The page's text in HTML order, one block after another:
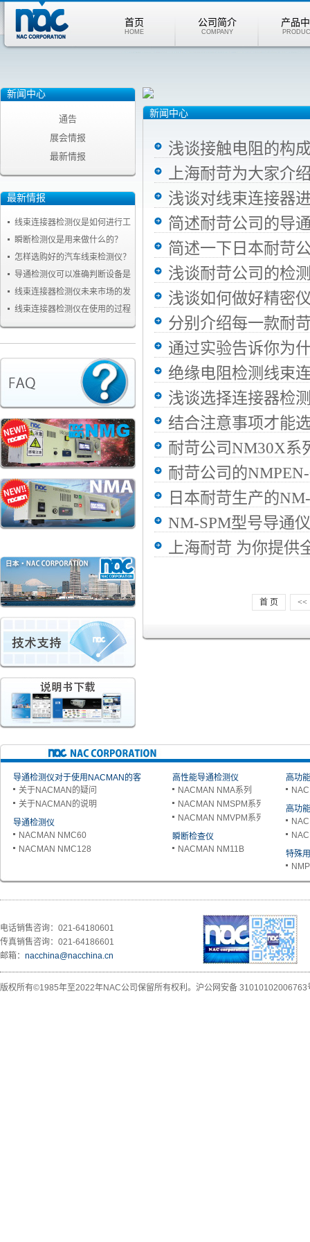
首页
HOME
公司简介
COMPANY
产品
新闻中心
通告
展会情报
最新情报
最新情报
线束连接器检测仪是如何进行工
作的？瞬断检测仪是用来做什么的？
怎样选购好的汽车线束检测仪？
导通检测仪可以准确判断设备是
否安全线束连接器检测仪未来市场的发
展前景怎么样
线束连接器检测仪在使用的过程
中具有哪些方面的作用
新闻中心
浅谈接触电阻的构
上海耐苛为大家介
浅谈对线束连接器
简述耐苛公司的导
简述一下日本耐苛
浅谈耐苛公司的检
浅谈如何做好精密
分别介绍每一款耐
通过实验告诉你为
绝缘电阻检测线束
浅谈选择连接器检
结合注意事项才能
耐苛公司NM30X系
耐苛公司的
日本耐苛生产的
NM-SPM型号导通
上海耐苛 为你提
首 页 <<
导通检测仪对于使用NACMAN的客
户关于NACMAN的疑问
关于NACMAN的说明
导通检测仪
NACMAN NMC60
NACMAN NMC128
高性能导通检测仪
NACMAN NMA系列
NACMAN NMSPM系列
NACMAN NMVPM系列
瞬断检查仪
NACMAN NM11B
高功
高功
特殊
电话销售咨询：021-64180601
传真销售咨询：021-64186601
邮箱： nacchina@nacchina.cn
版权所有©1985年至2022年NAC公司保留所有权利。 沪公网安备 31010102006763